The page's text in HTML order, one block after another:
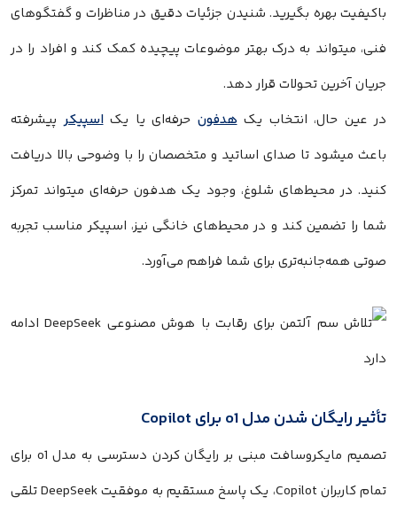
باکیفیت بهره بگیرید. شنیدن جزئیات دقیق در مناظرات و گفتگوهای
فنی، میتواند به درک بهتر موضوعات پیچیده کمک کند و افراد را در
جریان آخرین تحولات قرار دهد.
در عین حال، انتخاب یکهدفون حرفه‌ای یا یکاسپیکرپیشرفته
باعث میشود تا صدای اساتید و متخصصان را با وضوحی بالا دریافت
کنید. در محیط‌های شلوغ، وجود یک هدفون حرفه‌ای میتواند تمرکز
شما را تضمین کند و در محیط‌های خانگی نیز، اسپیکر مناسب تجربه‌
صوتی همه‌جانبه‌تری برای شما فراهم می‌آورد.
تأثیر رایگان شدن مدل o1 برای Copilot
تصمیم مایکروسافت مبنی بر رایگان کردن دسترسی به مدل o1 برای
تمام کاربران Copilot، یک پاسخ مستقیم به موفقیت DeepSeek تلقی